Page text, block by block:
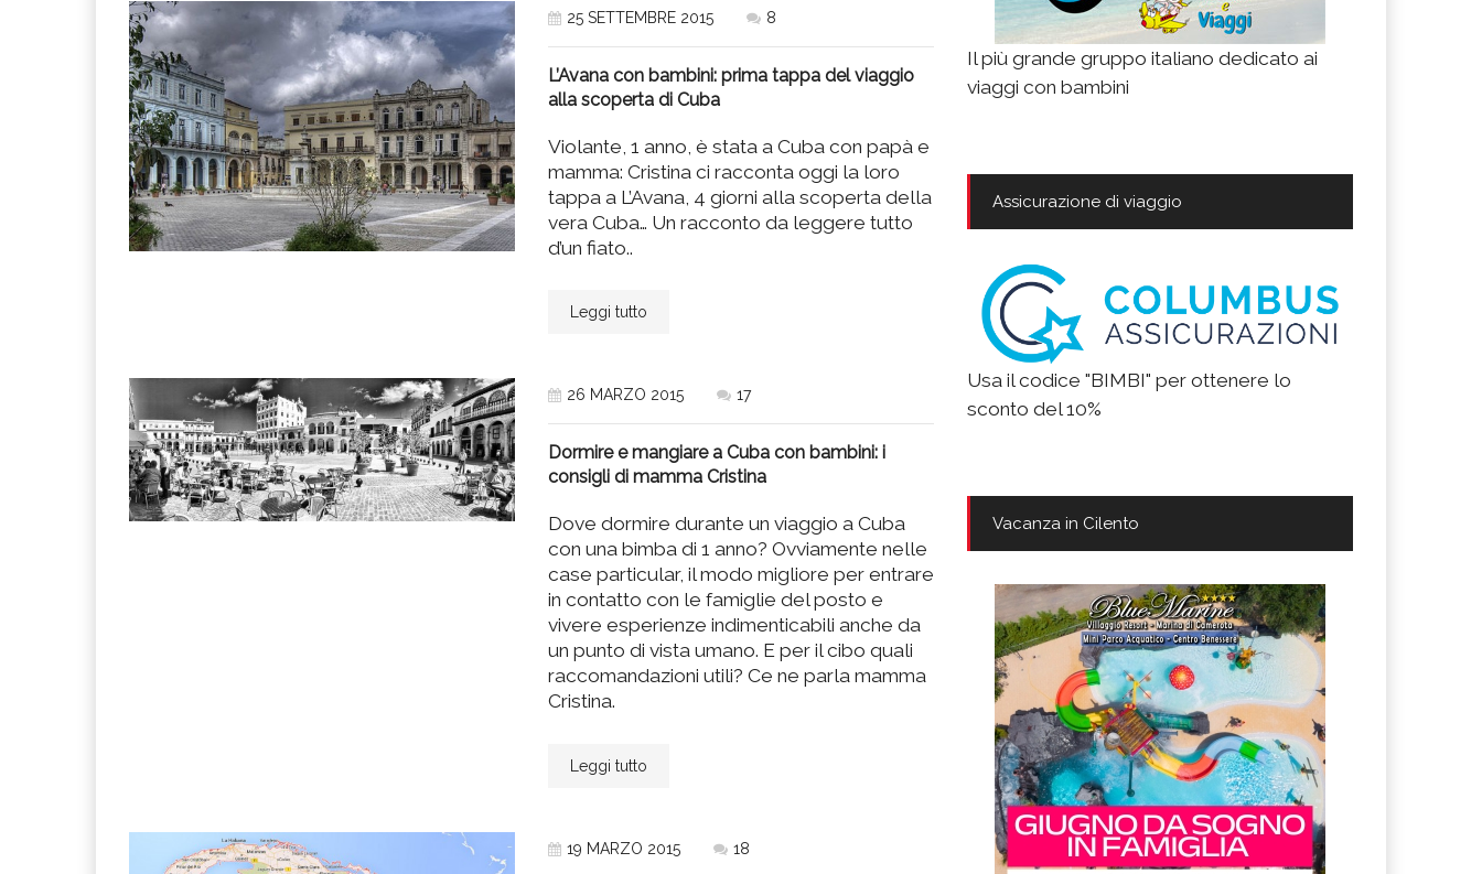
25 SETTEMBRE 2015 8
L’Avana con bambini: prima tappa del viaggio
alla scoperta di Cuba
Violante, 1 anno, è stata a Cuba con papà e
mamma: Cristina ci racconta oggi la loro
tappa a L’Avana, 4 giorni alla scoperta della
vera Cuba… Un racconto da leggere tutto
d’un fiato..
Leggi tutto
26 MARZO 2015 17
Dormire e mangiare a Cuba con bambini: i
consigli di mamma Cristina
Dove dormire durante un viaggio a Cuba
con una bimba di 1 anno? Ovviamente nelle
case particular, il modo migliore per entrare
in contatto con le famiglie del posto e
vivere esperienze indimenticabili anche da
un punto di vista umano. E per il cibo quali
raccomandazioni utili? Ce ne parla mamma
Cristina.
Leggi tutto
19 MARZO 2015 18
Il più grande gruppo italiano dedicato ai
viaggi con bambini
Assicurazione di viaggio
Usa il codice "BIMBI" per ottenere lo
sconto del 10%
Vacanza in Cilento